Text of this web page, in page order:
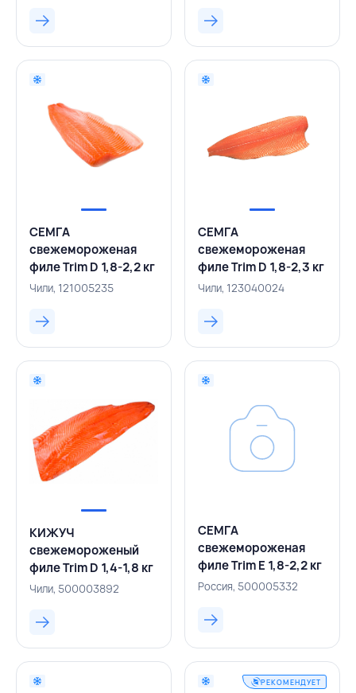
СЕМГА
свежемороженая
филе Trim D 1,8-2,2 кг
вакуумная упаковка,
ЧИЛИ
Чили, 121005235
СЕМГА
свежемороженая
филе Trim D 1,8-2,3 кг
вакуумная упаковка,
Чили, 123040024
КИЖУЧ
свежемороженый
филе Trim D 1,4-1,8 кг
вакуумная упаковка,
Чили, 500003892
СЕМГА
свежемороженая
филе Trim E 1,8-2,2 кг
вакуумная упаковка,
Россия, 500005332
РЕКОМЕНДУЕТ